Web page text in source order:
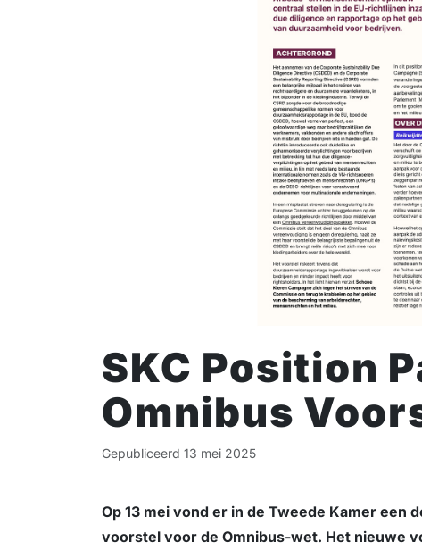
SKC Position
Omnibus
Gepubliceerd 13 mei 2025
Op 13 mei vond er in de Tweede Kamer een
voorstel voor de Omnibus-wet. Het nieuwe